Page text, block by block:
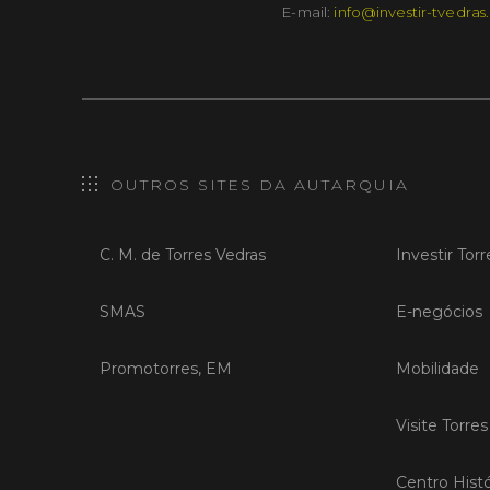
E-mail: info@investir-
OUTROS SITES DA AUTARQUIA
C. M. de Torres Vedras
SMAS
Promotorres, EM
Investir
E-negócios
Mobilidade
Visite
Centro